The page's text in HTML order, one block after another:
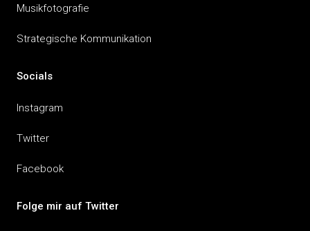
Musikfotografie
Strategische Kommunikation
Socials
Instagram
Twitter
Facebook
Folge mir auf Twitter